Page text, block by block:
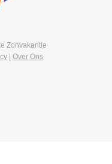
Zonvakantie
| Over Ons